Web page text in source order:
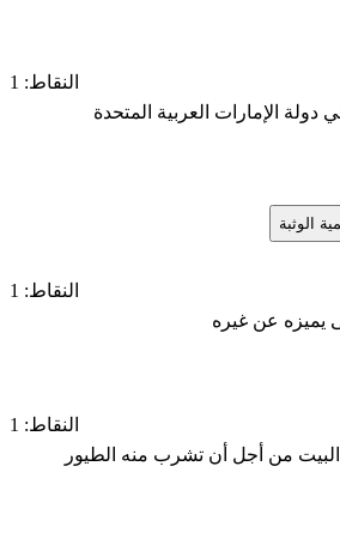
النقاط: 1
الإمارات العربية المتحدة
الوثبة
النقاط: 1
عن غيره
النقاط: 1
من أجل أن تشرب منه الطيور